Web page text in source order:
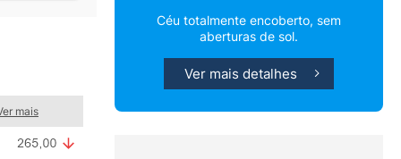
mais
Céu totalmente encoberto, sem
aberturas de sol.
Ver mais detalhes